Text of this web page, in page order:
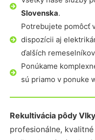
Slovenska.
Potrebujete pomôcť
dispozícii aj
ďalších
Ponúkame
sú priamo v ponuke
Rekultivácia pôdy Vlky
profesionálne,